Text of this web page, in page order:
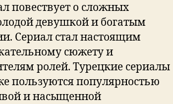
повествует о сложных
девушкой и богатым
Сериал стал настоящим
сюжету и
ролей. Турецкие сериалы
пользуются популярностью
и насыщенной